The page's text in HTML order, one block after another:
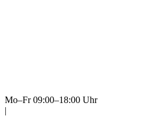
Mo–Fr 09:00–18:00 Uhr
|